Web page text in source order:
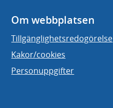
Om webbplatsen
Tillgänglighetsredogörelse
Kakor/cookies
Personuppgifter